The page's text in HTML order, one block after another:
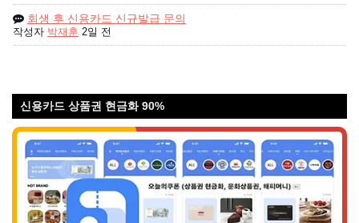
회생 후 신용카드 신규발급 문의
작성자 박재훈 2일 전
신용카드 상품권 현금화 90%